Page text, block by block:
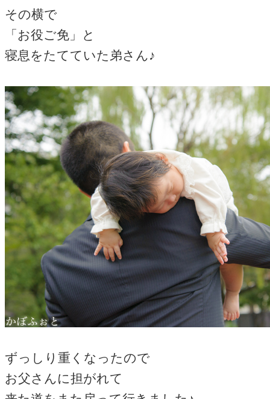
その横で
「お役ご免」と
寝息をたてていた弟さん♪
ずっしり重くなったので
お父さんに担がれて